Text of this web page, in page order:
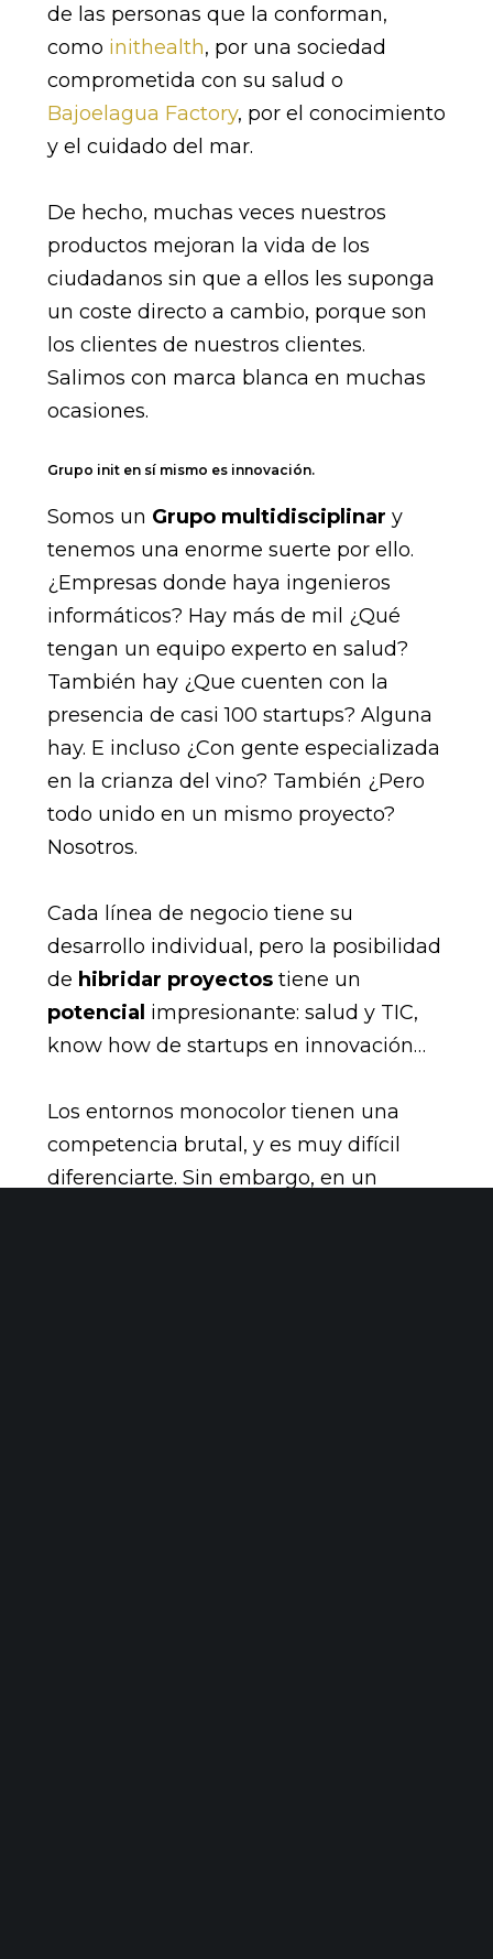
de las personas que la conforman,
como inithealth, por una sociedad
comprometida con su salud o
Bajoelagua Factory, por el conocimiento
y el cuidado del mar.
De hecho, muchas veces nuestros
productos mejoran la vida de los
ciudadanos sin que a ellos les suponga
un coste directo a cambio, porque son
los clientes de nuestros clientes.
Salimos con marca blanca en muchas
ocasiones.
Grupo init en sí mismo es innovación.
Somos un Grupo multidisciplinar y
tenemos una enorme suerte por ello.
¿Empresas donde haya ingenieros
informáticos? Hay más de mil ¿Qué
tengan un equipo experto en salud?
También hay ¿Que cuenten con la
presencia de casi 100 startups? Alguna
hay. E incluso ¿Con gente especializada
en la crianza del vino? También ¿Pero
todo unido en un mismo proyecto?
Nosotros.
Cada línea de negocio tiene su
desarrollo individual, pero la posibilidad
de hibridar proyectostiene un
potencial impresionante: salud y TIC,
know how de startups en innovación…
Los entornos monocolor tienen una
competencia brutal, y es muy difícil
diferenciarte. Sin embargo, en un